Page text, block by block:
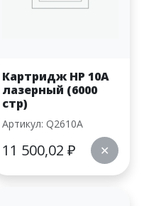
Картридж HP 10A
лазерный (6000
стр)
Артикул: Q2610A
11 500,02 ₽ ✕